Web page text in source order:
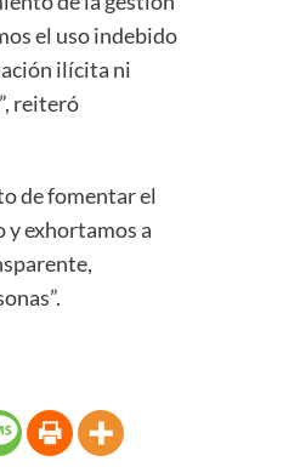
el uso indebido
ilícita ni
reiteró
de fomentar el
y exhortamos a